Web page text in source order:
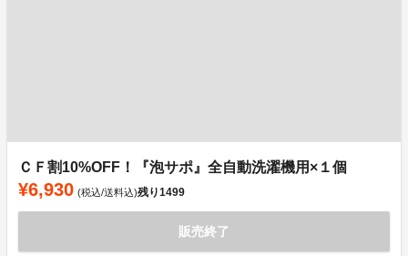
ＣＦ割10%OFF！『泡サポ』全自動洗濯機用×１個
¥6,930 (税込/送料込)残り1499
販売終了